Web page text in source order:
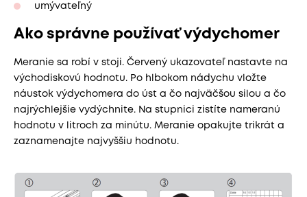
umývateľný
Ako správne používať výdychomer
Meranie sa robí v stoji. Červený ukazovateľ nastavte na
východiskovú hodnotu. Po hlbokom nádychu vložte
náustok výdychomera do úst a čo najväčšou silou a čo
najrýchlejšie vydýchnite. Na stupnici zistíte nameranú
hodnotu v litroch za minútu. Meranie opakujte trikrát a
zaznamenajte najvyššiu hodnotu.